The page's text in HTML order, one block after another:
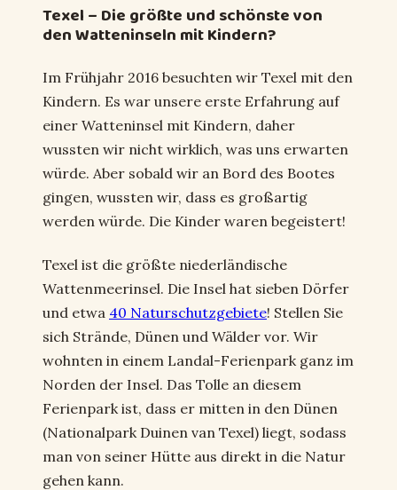
Texel – Die größte und schönste von
den Watteninseln mit Kindern?
Im Frühjahr 2016 besuchten wir Texel mit den
Kindern. Es war unsere erste Erfahrung auf
einer Watteninsel mit Kindern, daher
wussten wir nicht wirklich, was uns erwarten
würde. Aber sobald wir an Bord des Bootes
gingen, wussten wir, dass es großartig
werden würde. Die Kinder waren begeistert!
Texel ist die größte niederländische
Wattenmeerinsel. Die Insel hat sieben Dörfer
und etwa 40 Naturschutzgebiete! Stellen Sie
sich Strände, Dünen und Wälder vor. Wir
wohnten in einem Landal-Ferienpark ganz im
Norden der Insel. Das Tolle an diesem
Ferienpark ist, dass er mitten in den Dünen
(Nationalpark Duinen van Texel) liegt, sodass
man von seiner Hütte aus direkt in die Natur
gehen kann.